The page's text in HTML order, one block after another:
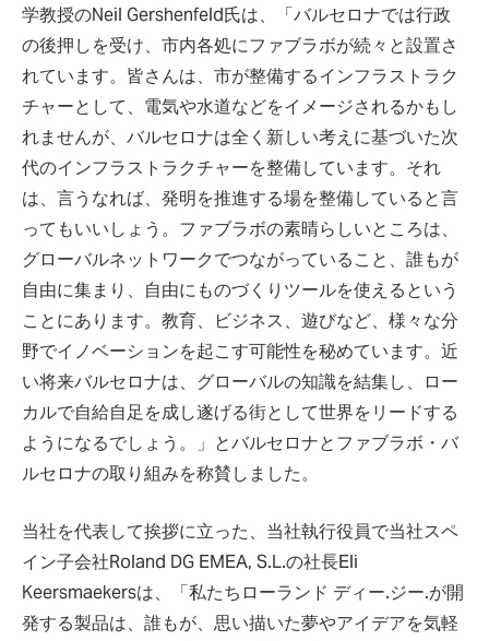
学教授のNeil Gershenfeld氏は、「バルセロナでは行政
の後押しを受け、市内各処にファブラボが続々と設置さ
れています。皆さんは、市が整備するインフラストラク
チャーとして、電気や水道などをイメージされるかもし
れませんが、バルセロナは全く新しい考えに基づいた次
代のインフラストラクチャーを整備しています。それ
は、言うなれば、発明を推進する場を整備していると言
ってもいいしょう。ファブラボの素晴らしいところは、
グローバルネットワークでつながっていること、誰もが
自由に集まり、自由にものづくりツールを使えるという
ことにあります。教育、ビジネス、遊びなど、様々な分
野でイノベーションを起こす可能性を秘めています。近
い将来バルセロナは、グローバルの知識を結集し、ロー
カルで自給自足を成し遂げる街として世界をリードする
ようになるでしょう。」とバルセロナとファブラボ・バ
ルセロナの取り組みを称賛しました。
当社を代表して挨拶に立った、当社執行役員で当社スペ
イン子会社Roland DG EMEA, S.L.の社長Eli
Keersmaekersは、「私たちローランド ディー.ジー.が開
発する製品は、誰もが、思い描いた夢やアイデアを気軽